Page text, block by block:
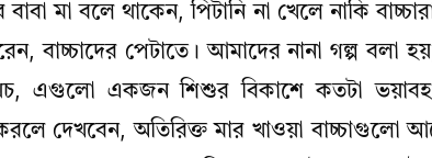
মা বলে থাকেন, পিটানি না খেলে নাকি
বাচ্চাদের পেটাতে। আমাদের নানা গল্প বলা
এগুলো একজন শিশুর বিকাশে কতটা
দেখবেন, অতিরিক্ত মার খাওয়া বাচ্চাগুলো